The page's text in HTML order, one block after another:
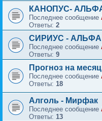
КАНОПУС-
Последнее сообщение
Ответы: 2
СИРИУС -
Последнее сообщение
Ответы: 9
Прогноз на
Последнее сообщение
Ответы: 18
Алголь - Мирфак
Последнее сообщение
Ответы: 13